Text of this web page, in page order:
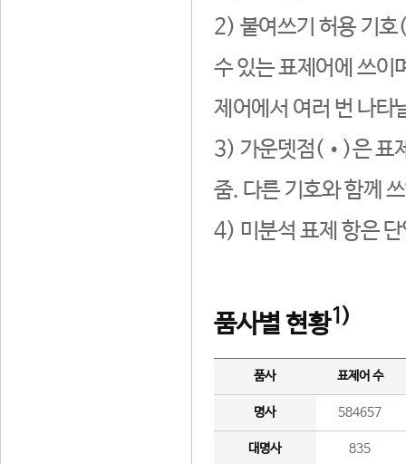
2) 붙여쓰기 허용 기호
수 있는 표제어에 쓰이
제어에서 여러 번 나타
3) 가운뎃점(•)은 표
줌. 다른 기호와 함께
4) 미분석 표제 항은
품사별 현황1)
품사 표제어 수
명사 584657
대명사 835